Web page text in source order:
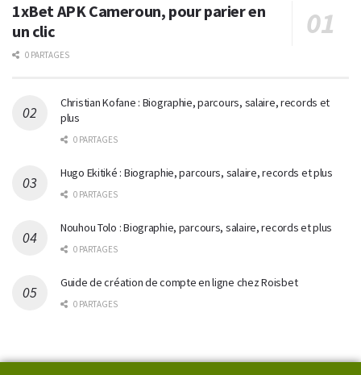
1xBet APK Cameroun, pour parier en
un clic
0 PARTAGES
Christian Kofane : Biographie, parcours, salaire, records et
plus
0 PARTAGES
Hugo Ekitiké : Biographie, parcours, salaire, records et plus
0 PARTAGES
Nouhou Tolo : Biographie, parcours, salaire, records et plus
0 PARTAGES
Guide de création de compte en ligne chez Roisbet
0 PARTAGES